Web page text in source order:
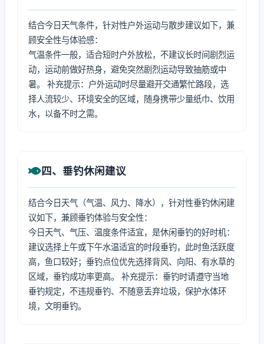
结合今日天气条件，针对性户外运动与散步建议如下，兼
顾安全性与体验感：
气温条件一般，适合短时户外放松，不建议长时间剧烈运
动，运动前做好热身，避免突然剧烈运动导致抽筋或中
暑。 补充提示：户外运动时尽量避开交通繁忙路段，选
择人流较少、环境安全的区域，随身携带少量纸巾、饮用
水，以备不时之需。
四、垂钓休闲建议
结合今日天气（气温、风力、降水），针对性垂钓休闲建
议如下，兼顾垂钓体验与安全性：
今日天气、气压、温度条件适宜，是休闲垂钓的好时机：
建议选择上午或下午水温适宜的时段垂钓，此时鱼活跃度
高，鱼口较好；垂钓点位优先选择背风、向阳、有水草的
区域，垂钓成功率更高。 补充提示：垂钓时请遵守当地
垂钓规定，不违规垂钓、不随意丢弃垃圾，保护水体环
境，文明垂钓。